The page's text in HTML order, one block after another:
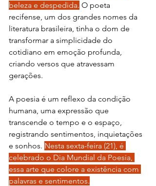
beleza e despedida. O poeta
recifense, um dos grandes nomes da
literatura brasileira, tinha o dom de
transformar a simplicidade do
cotidiano em emoção profunda,
criando versos que atravessam
gerações.
A poesia é um reflexo da condição
humana, uma expressão que
transcende o tempo e o espaço,
registrando sentimentos, inquietações
e sonhos. Nesta sexta-feira (21), é
celebrado o Dia Mundial da Poesia,
essa arte que colore a existência com
palavras e sentimentos.